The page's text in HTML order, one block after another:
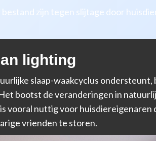
zijn tegen slijtage door
lighting
slaap-waakcyclus
bootst de veranderingen in
vooral nuttig voor huisdiereigenaren
vrienden te storen.